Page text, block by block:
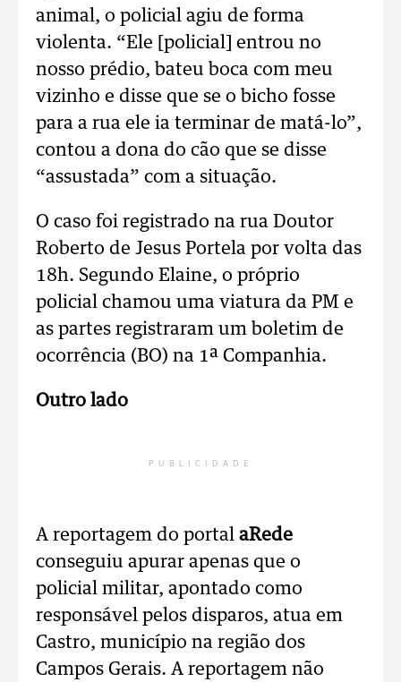
animal, o policial agiu de forma
violenta. “Ele [policial] entrou no
nosso prédio, bateu boca com meu
vizinho e disse que se o bicho fosse
para a rua ele ia terminar de matá-lo”,
contou a dona do cão que se disse
“assustada” com a situação.
O caso foi registrado na rua Doutor
Roberto de Jesus Portela por volta das
18h. Segundo Elaine, o próprio
policial chamou uma viatura da PM e
as partes registraram um boletim de
ocorrência (BO) na 1ª Companhia.
Outro lado
PUBLICIDADE
A reportagem do portal aRede
conseguiu apurar apenas que o
policial militar, apontado como
responsável pelos disparos, atua em
Castro, município na região dos
Campos Gerais. A reportagem não